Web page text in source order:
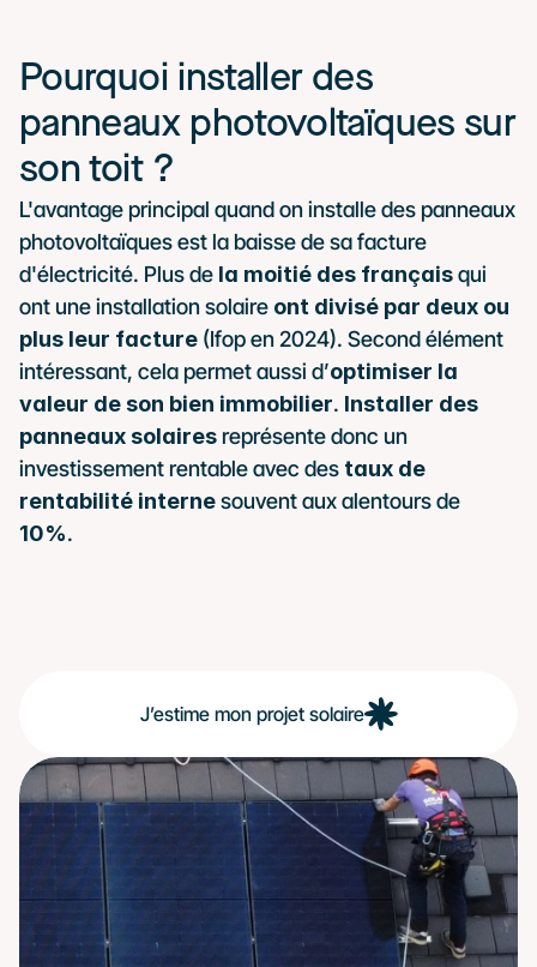
Pourquoi installer des
panneaux photovoltaïques sur
son toit ?
L'avantage principal quand on installe des panneaux
photovoltaïques est la baisse de sa facture
d'électricité. Plus de la moitié des français qui
ont une installation solaire ont divisé par deux ou
plus leur facture (Ifop en 2024). Second élément
intéressant, cela permet aussi d’optimiser la
valeur de son bien immobilier. Installer des
panneaux solaires représente donc un
investissement rentable avec des taux de
rentabilité interne
10%.
J’estime mon projet solaire